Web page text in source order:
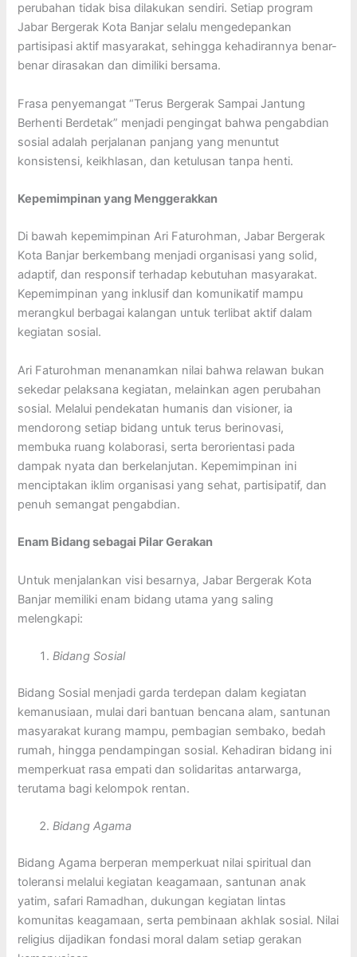
perubahan tidak bisa dilakukan sendiri. Setiap program
Jabar Bergerak Kota Banjar selalu mengedepankan
partisipasi aktif masyarakat, sehingga kehadirannya benar-
benar dirasakan dan dimiliki bersama.
Frasa penyemangat “Terus Bergerak Sampai Jantung
Berhenti Berdetak” menjadi pengingat bahwa pengabdian
sosial adalah perjalanan panjang yang menuntut
konsistensi, keikhlasan, dan ketulusan tanpa henti.
Kepemimpinan yang Menggerakkan
Di bawah kepemimpinan Ari Faturohman, Jabar Bergerak
Kota Banjar berkembang menjadi organisasi yang solid,
adaptif, dan responsif terhadap kebutuhan masyarakat.
Kepemimpinan yang inklusif dan komunikatif mampu
merangkul berbagai kalangan untuk terlibat aktif dalam
kegiatan sosial.
Ari Faturohman menanamkan nilai bahwa relawan bukan
sekedar pelaksana kegiatan, melainkan agen perubahan
sosial. Melalui pendekatan humanis dan visioner, ia
mendorong setiap bidang untuk terus berinovasi,
membuka ruang kolaborasi, serta berorientasi pada
dampak nyata dan berkelanjutan. Kepemimpinan ini
menciptakan iklim organisasi yang sehat, partisipatif, dan
penuh semangat pengabdian.
Enam Bidang sebagai Pilar Gerakan
Untuk menjalankan visi besarnya, Jabar Bergerak Kota
Banjar memiliki enam bidang utama yang saling
melengkapi:
Bidang Sosial
Bidang Sosial menjadi garda terdepan dalam kegiatan
kemanusiaan, mulai dari bantuan bencana alam, santunan
masyarakat kurang mampu, pembagian sembako, bedah
rumah, hingga pendampingan sosial. Kehadiran bidang ini
memperkuat rasa empati dan solidaritas antarwarga,
terutama bagi kelompok rentan.
Bidang Agama
Bidang Agama berperan memperkuat nilai spiritual dan
toleransi melalui kegiatan keagamaan, santunan anak
yatim, safari Ramadhan, dukungan kegiatan lintas
komunitas keagamaan, serta pembinaan akhlak sosial. Nilai
religius dijadikan fondasi moral dalam setiap gerakan